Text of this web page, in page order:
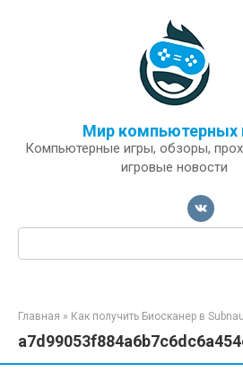
Мир компьютерных
Компьютерные игры, обзоры,
игровые новости
Поиск:
Главная » Как получить Биосканер в